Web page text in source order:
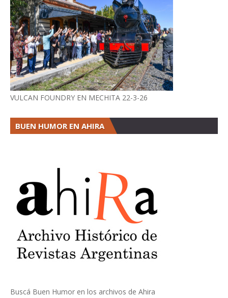
VULCAN FOUNDRY EN MECHITA 22-3-26
BUEN HUMOR EN AHIRA
Buscá Buen Humor en los archivos de Ahira